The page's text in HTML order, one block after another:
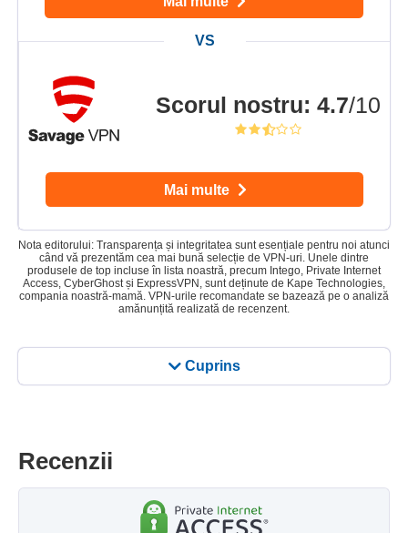
Cuprins
Scorul nostru: 4.7/10
Mai multe
Nota editorului: Transparența și integritatea sunt esențiale pentru noi atunci
când vă prezentăm cea mai bună selecție de VPN-uri. Unele dintre
produsele de top incluse în lista noastră, precum Intego, Private Internet
Access, CyberGhost și ExpressVPN, sunt deținute de Kape Technologies,
compania noastră-mamă. VPN-urile recomandate se bazează pe o analiză
amănunțită realizată de recenzent.
Recenzii